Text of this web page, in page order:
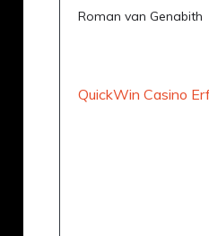
Roman van Genabith
QuickWin Casino